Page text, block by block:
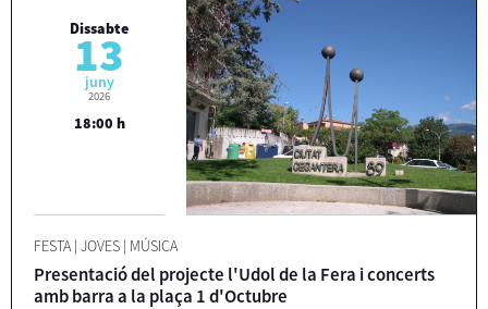
Dissabte
13
juny
2026
18:00 h
FESTA | JOVES | MÚSICA
Presentació del projecte l'Udol de la Fera i concerts
amb barra a la plaça 1 d'Octubre